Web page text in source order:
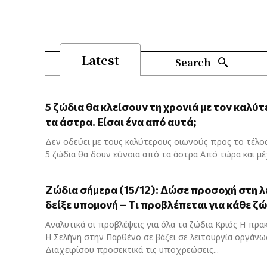
Latest Search
5 ζώδια θα κλείσουν τη χρονιά με τον
τα άστρα. Είσαι ένα από αυτά;
Δεν οδεύει με τους καλύτερους οιωνούς προς το
5 ζώδια θα δουν εύνοια από τα άστρα Από τώρα και
Ζώδια σήμερα (15/12): Δώσε προσοχή στη
δείξε υπομονή – Τι προβλέπεται για κάθε
Αναλυτικά οι προβλέψεις για όλα τα ζώδια Κριός Η
Η Σελήνη στην Παρθένο σε βάζει σε λειτουργία
Διαχειρίσου προσεκτικά τις υποχρεώσεις...